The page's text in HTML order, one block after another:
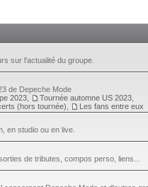
sur l'actualité du groupe.
de Depeche Mode
2023 Tournée automne US 2023
(hors tournée) Les fans entre eux
en studio ou en live.
de tributes, compos perso, liens...